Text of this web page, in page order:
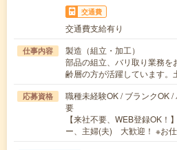
交通費
交通費支給有り
仕事内容
製造（組立・加工）
部品の組立、バリ取り業務
齢層の方が活躍しています
応募資格
職種未経験OK / ブランクOK
要
【来社不要、WEB登録OK！
ー、主婦(夫) 大歓迎！ ※お